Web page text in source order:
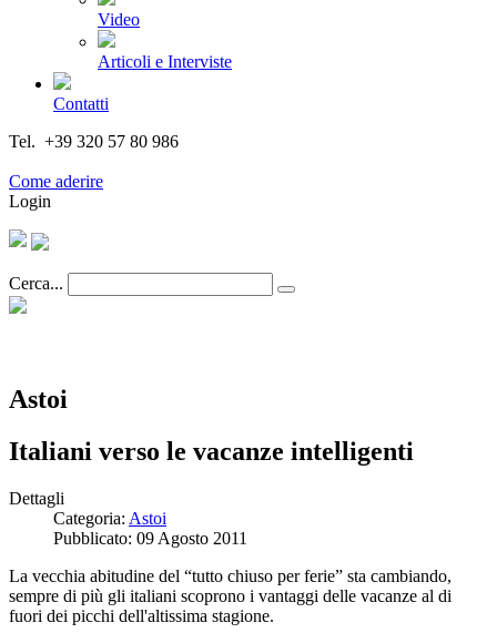
Video
Articoli e Interviste
Contatti
Tel. +39 320 57 80 986
Come aderire
Login
Cerca...
Astoi
Italiani verso le vacanze intelligenti
Dettagli
Categoria: Astoi
Pubblicato: 09 Agosto 2011
La vecchia abitudine del “tutto chiuso per ferie” sta cambiando,
sempre di più gli italiani scoprono i vantaggi delle vacanze al di
fuori dei picchi dell'altissima stagione.